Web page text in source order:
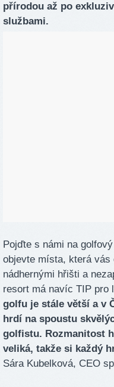
přírodou až po
službami.
Pojďte s námi na
objevte místa, která
nádhernými hřišti a
resort má navíc TIP pro
golfu je stále větší a v
hrdí na spoustu
golfistu. Rozmanitost
veliká, takže si každý
Sára Kubelková, CEO